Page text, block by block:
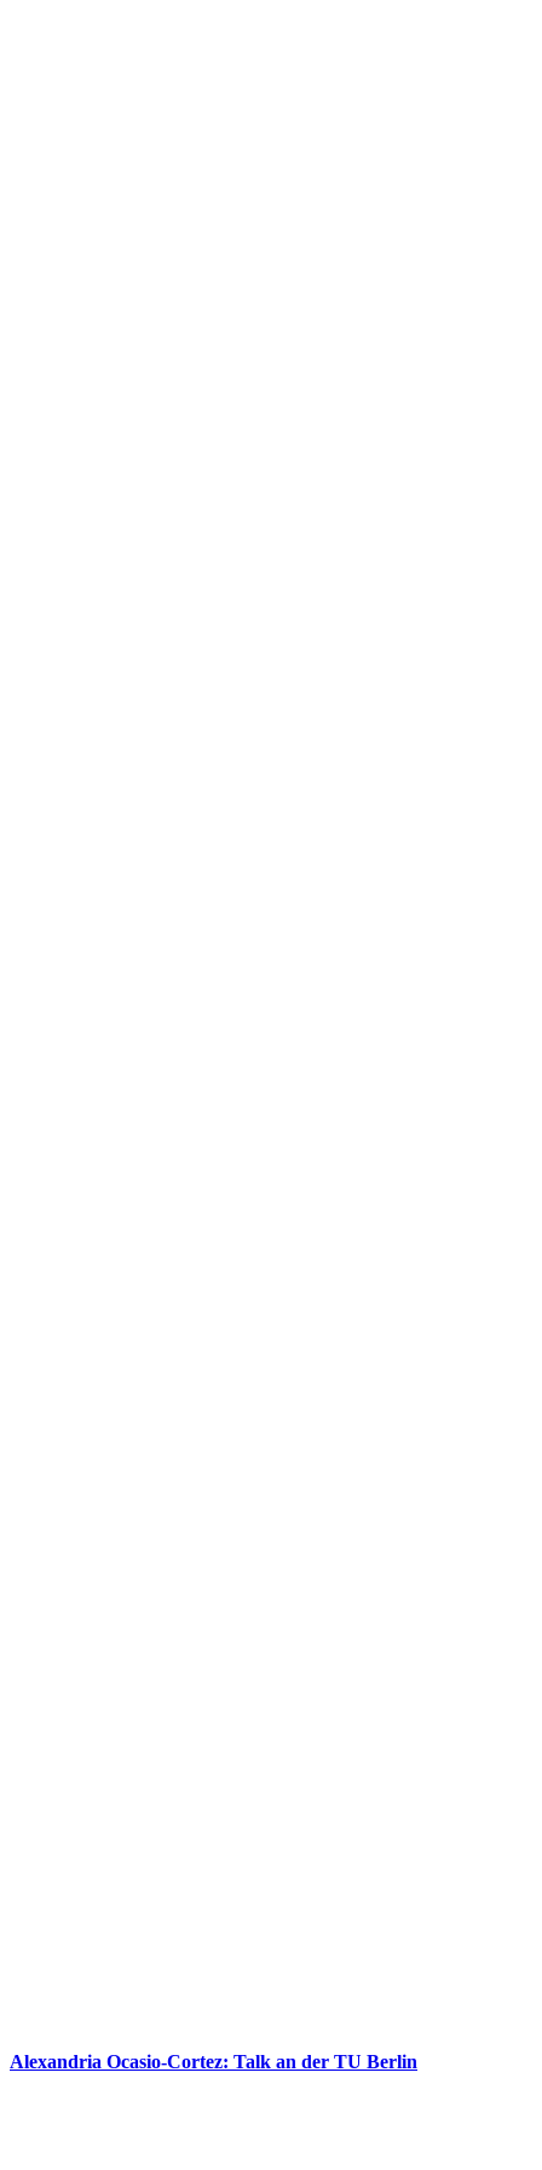
Alexandria Ocasio-Cortez: Talk an der TU Berlin